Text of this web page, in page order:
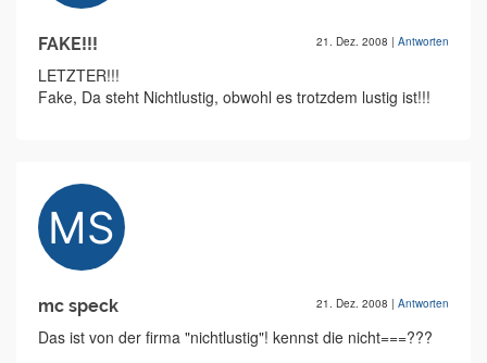
FAKE!!! 21. Dez. 2008 | Antworten
LETZTER!!!
Fake, Da steht Nichtlustig, obwohl es trotzdem lustig ist!!!
mc speck 21. Dez. 2008 | Antworten
Das ist von der firma "nichtlustig"! kennst die nicht===???